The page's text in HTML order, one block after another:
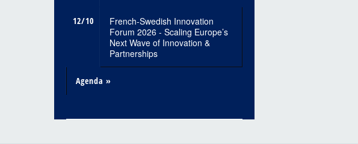
12/10
French-Swedish Innovation
Forum 2026 - Scaling Europe’s
Next Wave of Innovation &
Partnerships
Agenda »